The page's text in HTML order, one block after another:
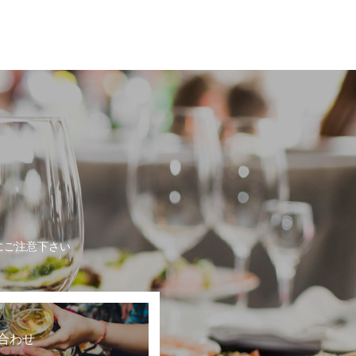
ご注意下さい
わせ